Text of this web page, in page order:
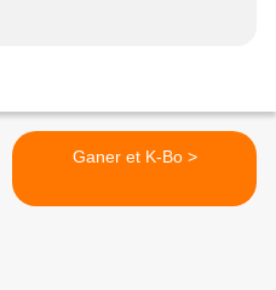
Ganer et K-Bo >